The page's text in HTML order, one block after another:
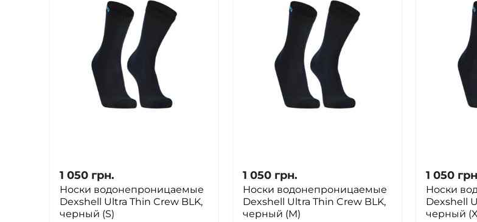
1 050 грн.
Носки водонепроницаемые
Dexshell Ultra Thin Crew BLK,
черный (S)
1 050 грн.
Носки водонепроницаемые
Dexshell Ultra Thin Crew BLK,
черный (M)
1 050
Носки
Dexshell
черный